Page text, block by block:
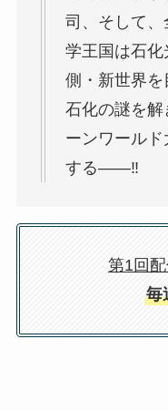
司、そして
学王国は石
側・新世界を
石化の謎を解
ーンワール
する――‼
第1回配
毎